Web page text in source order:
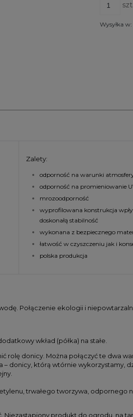
szt.
Wysyłka w:
Zalety:
odporność na warunki
odporność na promieniowanie
mrozoodporność
wyprofilowana konstrukcja
doskonałą stabilność
wykonana z bezpiecznego
łatwość w czyszczeniu jak i
polska produkcja
Połączenie ekologii i
wkład (półka) na stałe.
rolę donicy. Można połączyć te dwa
donicy, którą wtórnie wykorzystamy,
trwałego tworzywa, odpornego
produkt do ogrodu, na